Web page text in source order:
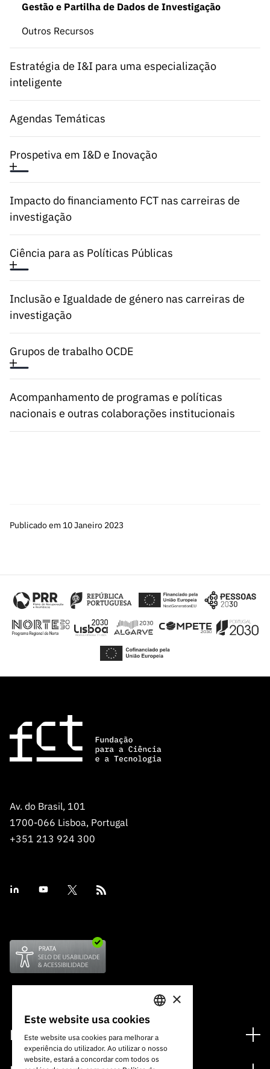
Gestão e Partilha de Dados de Investigação
Outros Recursos
Estratégia de I&I para uma especialização
inteligente
Agendas Temáticas
Prospetiva em I&D e Inovação
Impacto do financiamento FCT nas carreiras de
investigação
Ciência para as Políticas Públicas
Inclusão e Igualdade de género nas carreiras de
investigação
Grupos de trabalho OCDE
Acompanhamento de programas e políticas
nacionais e outras colaborações institucionais
Publicado em 10 Janeiro 2023
Av. do Brasil, 101
1700-066 Lisboa, Portugal
+351 213 924 300
Financiamento
Programas de Financiamento
PORTUGUESE
ENGLISH
×
Este website usa cookies
Este website usa cookies para melhorar a
experiência do utilizador. Ao utilizar o nosso
website, estará a concordar com todos os